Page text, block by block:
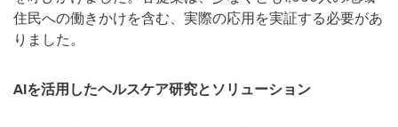
住民への働きかけを含む、実際の応用を実証する必要があ
りました。
AIを活用したヘルスケア研究とソリューション